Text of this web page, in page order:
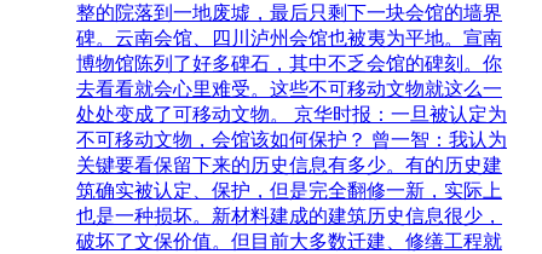
整的院落到一地废墟，最后只剩下一块会馆的墙界
碑。云南会馆、四川泸州会馆也被夷为平地。宣南
博物馆陈列了好多碑石，其中不乏会馆的碑刻。你
去看看就会心里难受。这些不可移动文物就这么一
处处变成了可移动文物。 京华时报：一旦被认定为
不可移动文物，会馆该如何保护？ 曾一智：我认为
关键要看保留下来的历史信息有多少。有的历史建
筑确实被认定、保护，但是完全翻修一新，实际上
也是一种损坏。新材料建成的建筑历史信息很少，
破坏了文保价值。但目前大多数迁建、修缮工程就